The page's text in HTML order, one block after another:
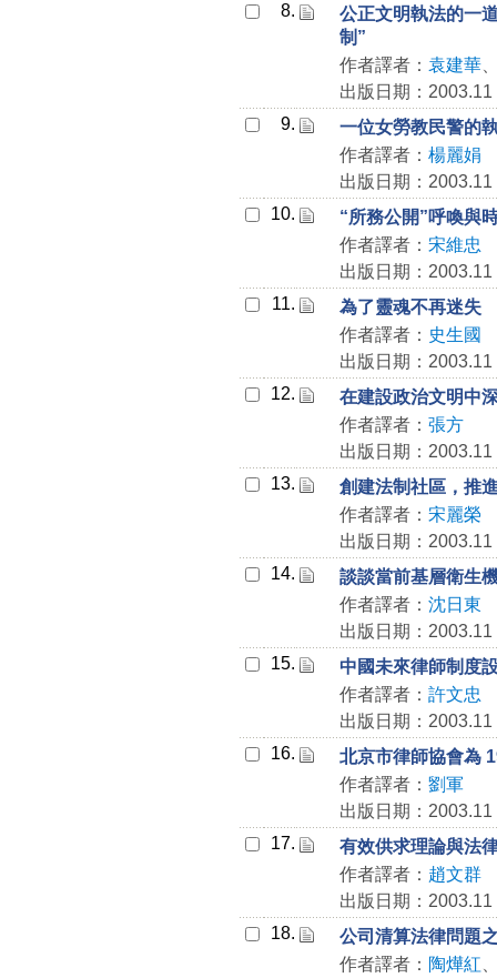
8.
公正文明執法的一
制”
作者譯者： 袁建華
出版日期：2003.11
9.
一位女勞教民警的
作者譯者： 楊麗娟
出版日期：2003.11
10.
“所務公開”呼喚與
作者譯者： 宋維忠
出版日期：2003.11
11.
為了靈魂不再迷失
作者譯者： 史生國
出版日期：2003.11
12.
在建設政治文明中
作者譯者： 張方
出版日期：2003.11
13.
創建法制社區，推
作者譯者： 宋麗榮
出版日期：2003.11
14.
談談當前基層衛生
作者譯者： 沈日東
出版日期：2003.11
15.
中國未來律師制度
作者譯者： 許文忠
出版日期：2003.11
16.
北京市律師協會為
作者譯者： 劉軍
出版日期：2003.11
17.
有效供求理論與法
作者譯者： 趙文群
出版日期：2003.11
18.
公司清算法律問題
作者譯者： 陶燁紅